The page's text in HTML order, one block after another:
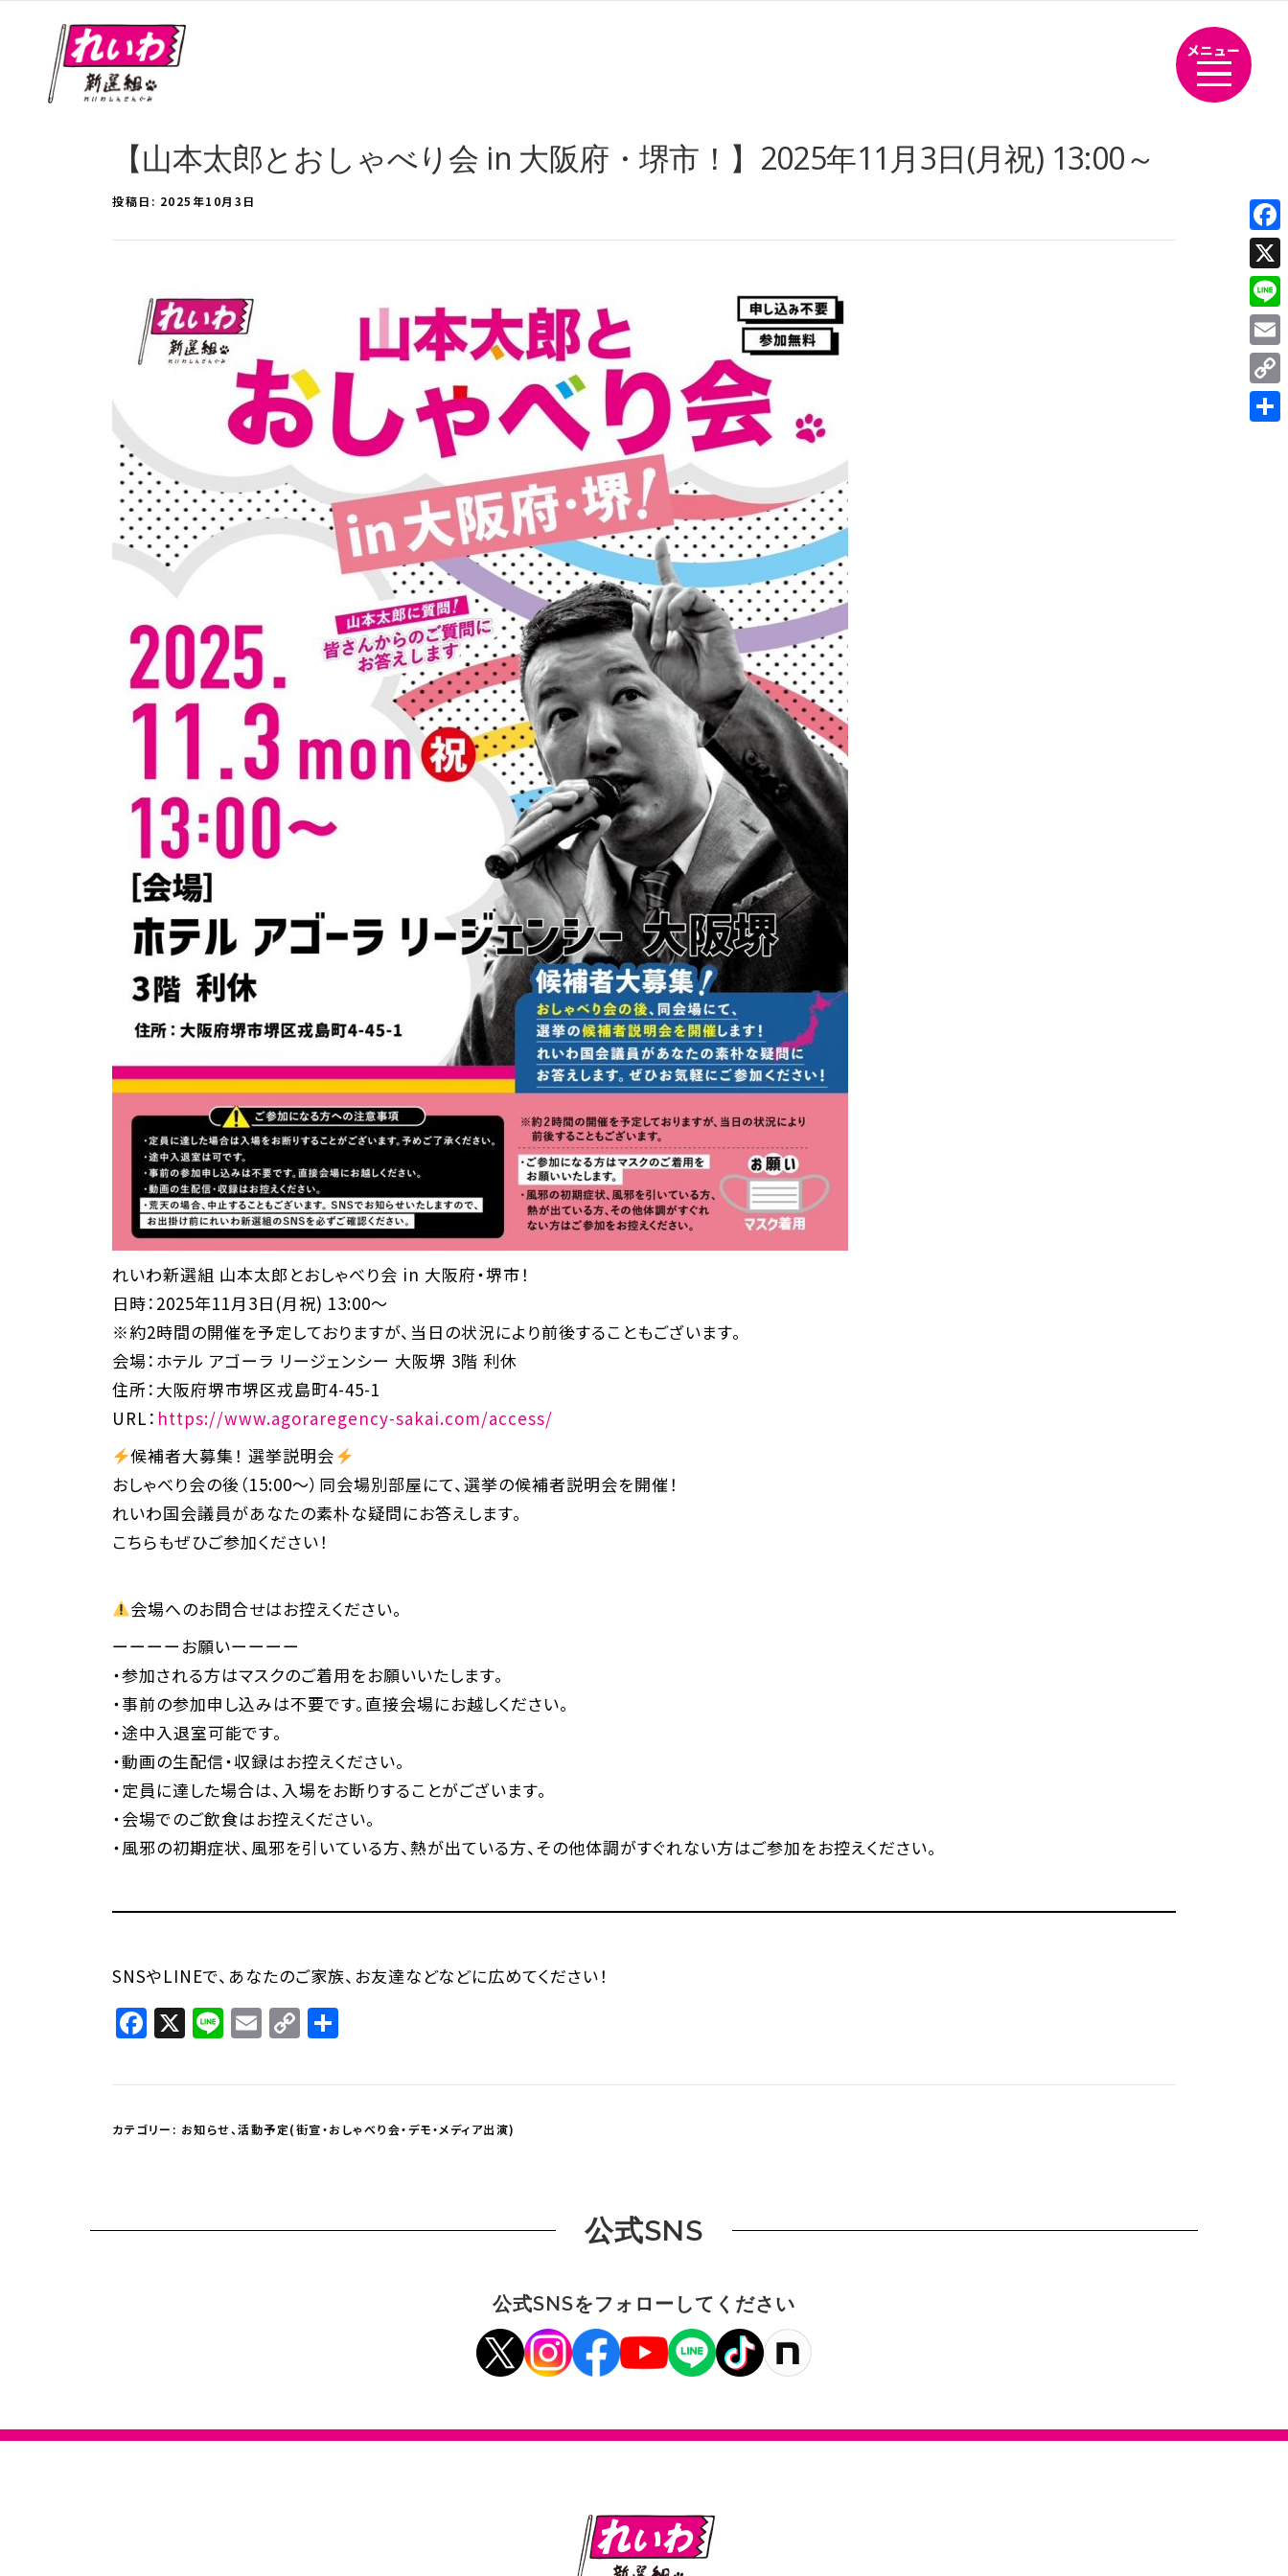
メニュー
【山本太郎とおしゃべり会 in 大阪府・堺市！】2025年11月3日(月祝) 13:00～
投稿日: 2025年10月3日
れいわ新選組 山本太郎とおしゃべり会 in 大阪府・堺市！
日時：2025年11月3日(月祝) 13:00～
※約2時間の開催を予定しておりますが、当日の状況により前後することもございます。
会場：ホテル アゴーラ リージェンシー 大阪堺 3階 利休
住所：大阪府堺市堺区戎島町4-45-1
URL： https://www.agoraregency-sakai.com/access/
候補者大募集！ 選挙説明会
おしゃべり会の後（15:00〜）同会場別部屋にて、選挙の候補者説明会を開催！
れいわ国会議員があなたの素朴な疑問にお答えします。
こちらもぜひご参加ください！
会場へのお問合せはお控えください。
ーーーーお願いーーーー
・参加される方はマスクのご着用をお願いいたします。
・事前の参加申し込みは不要です。直接会場にお越しください。
・途中入退室可能です。
・動画の生配信・収録はお控えください。
・定員に達した場合は、入場をお断りすることがございます。
・会場でのご飲食はお控えください。
・風邪の初期症状、風邪を引いている方、熱が出ている方、その他体調がすぐれない方はご参加をお控えください。
SNSやLINEで、あなたのご家族、お友達などなどに広めてください！
Facebook
X LineEmail
Copy
Link
カテゴリー: お知らせ、活動予定(街宣・おしゃべり会・デモ・メディア出演)
公式SNS
公式SNSをフォローしてください
X
Line
Link